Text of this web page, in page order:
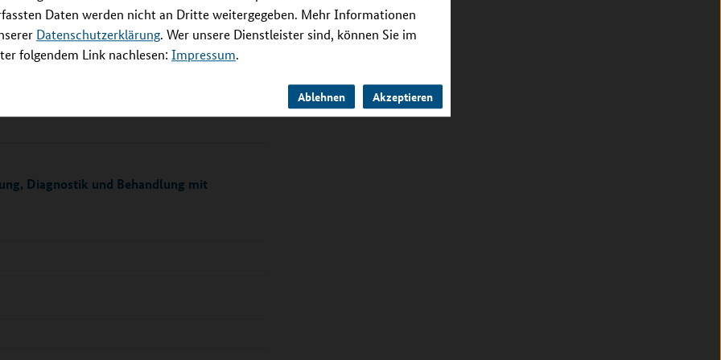
Daten werden nicht an Dritte weitergegeben. Mehr Informationen
Datenschutzerklärung. Wer unsere Dienstleister sind, können Sie im
folgendem Link nachlesen: Impressum.
Ablehnen Akzeptieren
hierfür bis zu 20,6 Millionen Euro zur
einer Million Euro dafür eingesetzt,
im Rahmen von Querschnittsaktivitäten zu
Diagnostik und Behandlung mit